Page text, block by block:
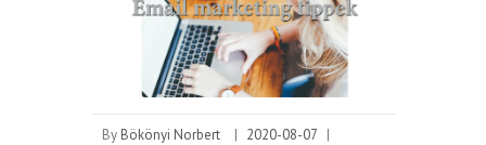
By Bökönyi Norbert | 2020-08-07 |